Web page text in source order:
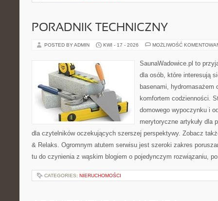
PORADNIK TECHNICZNY
POSTED BY ADMIN KWI - 17 - 2026 MOŻLIWOŚĆ
SaunaWadowice.pl to
dla osób, które interesują
basenami, hydromasażem
komfortem codzienności.
domowego wypoczynku i
merytoryczne artykuły dla
dla czytelników oczekujących szerszej perspektywy. Zobacz
& Relaks. Ogromnym atutem serwisu jest szeroki zakres
tu do czynienia z wąskim blogiem o pojedynczym rozwiązaniu,
CATEGORIES: NIERUCHOMOŚCI